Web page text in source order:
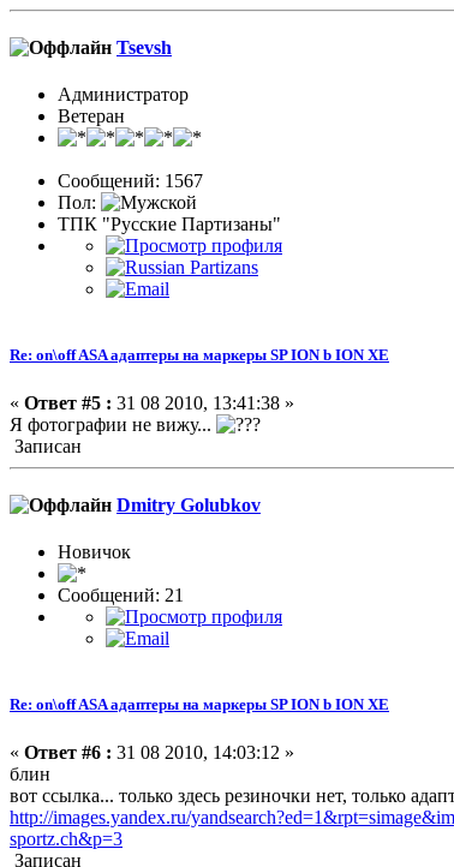
Tsevsh
Администратор
Ветеран
Сообщений: 1567
Пол:
ТПК "Русские Партизаны"
Re: on\off ASA адаптеры на маркеры SP ION b ION XE
« Ответ #5 : 31 08 2010, 13:41:38 »
Я фотографии не вижу...
Записан
Dmitry Golubkov
Новичок
Сообщений: 21
Re: on\off ASA адаптеры на маркеры SP ION b ION XE
« Ответ #6 : 31 08 2010, 14:03:12 »
блин
вот ссылка... только здесь резиночки нет, только
http://images.yandex.ru/
sportz.ch&p=3
Записан